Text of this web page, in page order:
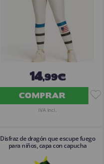
14,99€
COMPRAR
IVA Incl.
Disfraz de dragón que escupe fuego
para niños, capa con capucha